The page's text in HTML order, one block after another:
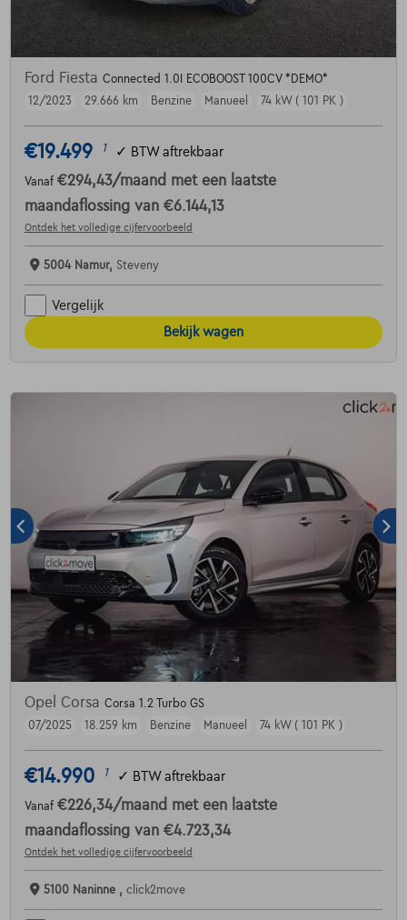
Ford Fiesta Connected 1.0I ECOBOOST 100CV *DEMO*
12/2023
29.666 km Benzine Manueel 74 kW ( 101 PK )
€19.499 1 ✓ BTW aftrekbaar
Vanaf €294,43/maand met een laatste
maandaflossing van €6.144,13
Ontdek het volledige cijfervoorbeeld
5004 Namur, Steveny
Vergelijk
Bekijk wagen
Opel Corsa Corsa 1.2 Turbo GS
07/2025
18.259 km Benzine Manueel 74 kW ( 101 PK )
€14.990 1 ✓ BTW aftrekbaar
Vanaf €226,34/maand met een laatste
maandaflossing van €4.723,34
Ontdek het volledige cijfervoorbeeld
5100 Naninne , click2move